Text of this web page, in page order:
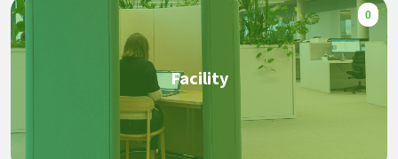
0
Facility